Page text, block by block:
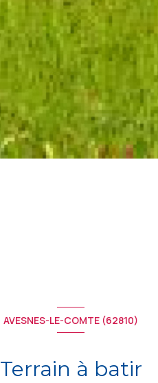
AVESNES-LE-COMTE (62810)
Terrain à batir